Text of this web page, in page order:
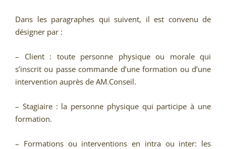
Dans les paragraphes qui suivent, il est convenu de
désigner par :
– Client : toute personne physique ou morale qui
s’inscrit ou passe commande d’une formation ou d’une
intervention auprès de AM.Conseil.
– Stagiaire : la personne physique qui participe à une
formation.
– Formations ou interventions en intra ou inter: les